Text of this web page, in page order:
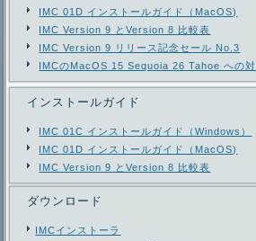
IMC 01D インストールガイド（MacOS)
IMC Version 9 とVersion 8 比較表
IMC Version 9 リリース記念セール No.3
IMCのMacOS 15 Sequoia 26 Tahoe への対
インストールガイド
IMC 01C インストールガイド（Windows）
IMC 01D インストールガイド（MacOS)
IMC Version 9 とVersion 8 比較表
ダウンロード
IMCインストーラ